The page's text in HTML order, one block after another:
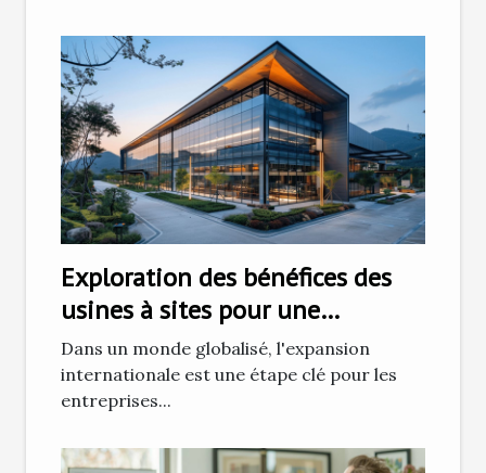
Exploration des bénéfices des
usines à sites pour une
expansion internationale
Dans un monde globalisé, l'expansion
internationale est une étape clé pour les
entreprises...